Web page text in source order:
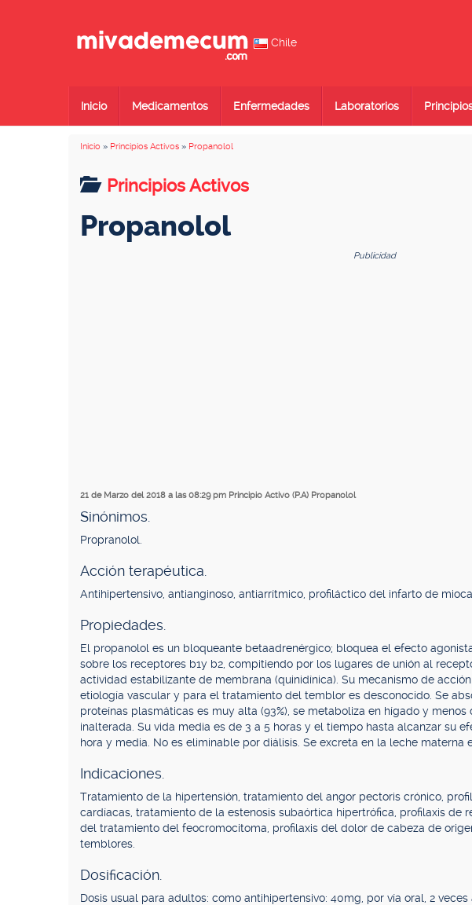
Chile
Inicio Medicamentos Enfermedades Laboratorios
Inicio » Principios Activos » Propanolol
Principios Activos
Propanolol
Publicidad
21 de Marzo del 2018 a las 08:29 pm Principio Activo (P.A) Propanolol
Sinónimos.
Propranolol.
Acción terapéutica.
Antihipertensivo, antianginoso, antiarrítmico, profiláctico del infarto de
Propiedades.
El propanolol es un bloqueante betaadrenérgico; bloquea el efecto
sobre los receptores b1y b2, compitiendo por los lugares de unión al
actividad estabilizante de membrana (quinidínica). Su mecanismo de
etiología vascular y para el tratamiento del temblor es desconocido. Se
proteínas plasmáticas es muy alta (93%), se metaboliza en hígado y menos
inalterada. Su vida media es de 3 a 5 horas y el tiempo hasta alcanzar su
hora y media. No es eliminable por diálisis. Se excreta en la leche materna
Indicaciones.
Tratamiento de la hipertensión, tratamiento del angor pectoris crónico,
cardíacas, tratamiento de la estenosis subaórtica hipertrófica, profilaxis de
del tratamiento del feocromocitoma, profilaxis del dolor de cabeza de
temblores.
Dosificación.
Dosis usual para adultos: como antihipertensivo: 40mg, por vía oral, 2